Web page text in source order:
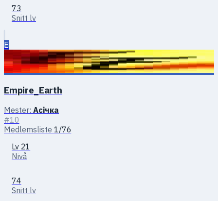
73
Snitt lv
E
Empire_Earth
Mester: Асічка
#10
Medlemsliste 1/76
Lv 21
Nivå
74
Snitt lv